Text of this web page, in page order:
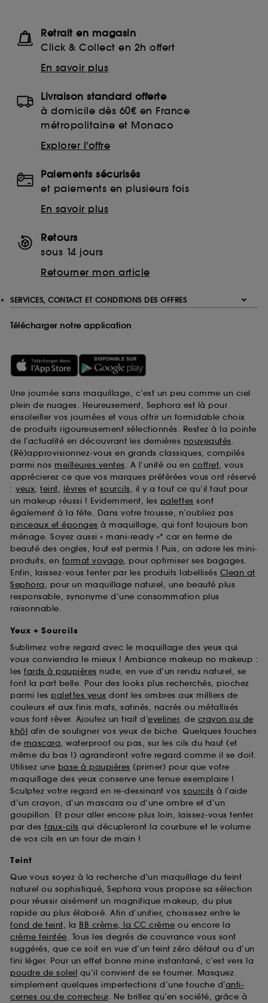
Retrait en magasin
Click & Collect en 2h offert
En savoir plus
Livraison standard offerte
à domicile dès 60€ en France
métropolitaine et Monaco
Explorer l'offre
Paiements sécurisés
et paiements en plusieurs fois
En savoir plus
Retours
sous 14 jours
Retourner mon article
SERVICES, CONTACT ET CONDITIONS DES OFFRES
Télécharger notre application
Une journée sans maquillage, c’est un peu comme un ciel
plein de nuages. Heureusement, Sephora est là pour
ensoleiller vos journées et vous offrir un formidable choix
de produits rigoureusement sélectionnés. Restez à la pointe
de l’actualité en découvrant les dernières nouveautés.
(Ré)approvisionnez-vous en grands classiques, compilés
parmi nos meilleures ventes. A l’unité ou en coffret, vous
apprécierez ce que vos marques préférées vous ont réservé
: yeux, teint, lèvres et sourcils, il y a tout ce qu’il faut pour
un makeup réussi ! Evidemment, les palettes sont
également à la fête. Dans votre trousse, n’oubliez pas
pinceaux et éponges à maquillage, qui font toujours bon
ménage. Soyez aussi « mani-ready »* car en terme de
beauté des ongles, tout est permis ! Puis, on adore les mini-
produits, en format voyage, pour optimiser ses bagages.
Enfin, laissez-vous tenter par les produits labellisés Clean at
Sephora, pour un maquillage naturel, une beauté plus
responsable, synonyme d’une consommation plus
raisonnable.
Yeux + Sourcils
Sublimez votre regard avec le maquillage des yeux qui
vous conviendra le mieux ! Ambiance makeup no makeup :
les fards à paupières nude, en vue d’un rendu naturel, se
font la part belle. Pour des looks plus recherchés, piochez
parmi les palettes yeux dont les ombres aux milliers de
couleurs et aux finis mats, satinés, nacrés ou métallisés
vous font rêver. Ajoutez un trait d’eyeliner, de crayon ou de
khôl afin de souligner vos yeux de biche. Quelques touches
de mascara, waterproof ou pas, sur les cils du haut (et
même du bas !) agrandiront votre regard comme il se doit.
Utilisez une base à paupières (primer) pour que votre
maquillage des yeux conserve une tenue exemplaire !
Sculptez votre regard en re-dessinant vos sourcils à l’aide
d’un crayon, d’un mascara ou d’une ombre et d’un
goupillon. Et pour aller encore plus loin, laissez-vous tenter
par des faux-cils qui décupleront la courbure et le volume
de vos cils en un tour de main !
Teint
Que vous soyez à la recherche d'un maquillage du teint
naturel ou sophistiqué, Sephora vous propose sa sélection
pour réussir aisément un magnifique makeup, du plus
rapide au plus élaboré. Afin d’unifier, choisissez entre le
fond de teint, la BB crème, la CC crème ou encore la
crème teintée. Tous les degrés de couvrance vous sont
suggérés, que ce soit en vue d’un teint zéro défaut ou d’un
fini léger. Pour un effet bonne mine instantané, c’est vers la
poudre de soleil qu’il convient de se tourner. Masquez
simplement quelques imperfections d’une touche d’anti-
cernes ou de correcteur. Ne brillez qu’en société, grâce à